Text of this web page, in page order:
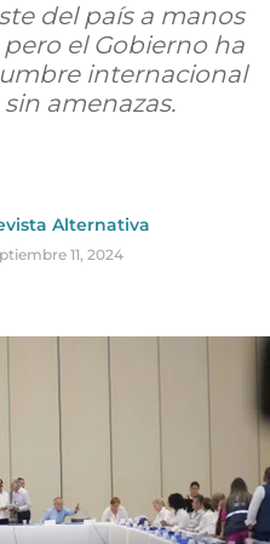
del país a manos
el Gobierno ha
internacional
amenazas.
Alternativa
11, 2024